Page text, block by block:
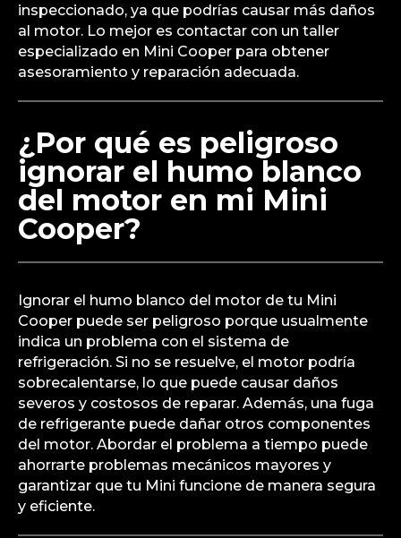
inspeccionado, ya que podrías causar más daños
al motor. Lo mejor es contactar con un taller
especializado en Mini Cooper para obtener
asesoramiento y reparación adecuada.
¿Por qué es peligroso
ignorar el humo blanco
del motor en mi Mini
Cooper?
Ignorar el humo blanco del motor de tu Mini
Cooper puede ser peligroso porque usualmente
indica un problema con el sistema de
refrigeración. Si no se resuelve, el motor podría
sobrecalentarse, lo que puede causar daños
severos y costosos de reparar. Además, una fuga
de refrigerante puede dañar otros componentes
del motor. Abordar el problema a tiempo puede
ahorrarte problemas mecánicos mayores y
garantizar que tu Mini funcione de manera segura
y eficiente.